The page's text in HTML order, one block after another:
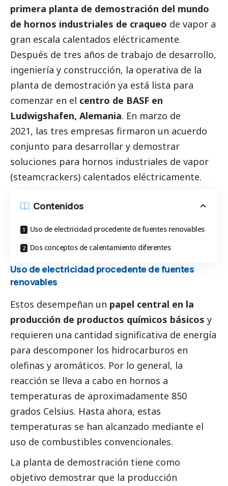
primera planta de demostración del mundo
de hornos industriales de craqueo de vapor a
gran escala calentados eléctricamente.
Después de tres años de trabajo de desarrollo,
ingeniería y construcción, la operativa de la
planta de demostración ya está lista para
comenzar en el centro de BASF en
Ludwigshafen, Alemania. En marzo de
2021, las tres empresas firmaron un acuerdo
conjunto para desarrollar y demostrar
soluciones para hornos industriales de vapor
(steamcrackers) calentados eléctricamente.
Contenidos
Uso de electricidad procedente de fuentes renovables
Dos conceptos de calentamiento diferentes
Uso de electricidad procedente de fuentes
renovables
Estos desempeñan un papel central en la
producción de productos químicos básicos y
requieren una cantidad significativa de energía
para descomponer los hidrocarburos en
olefinas y aromáticos. Por lo general, la
reacción se lleva a cabo en hornos a
temperaturas de aproximadamente 850
grados Celsius. Hasta ahora, estas
temperaturas se han alcanzado mediante el
uso de combustibles convencionales.
La planta de demostración tiene como
objetivo demostrar que la producción